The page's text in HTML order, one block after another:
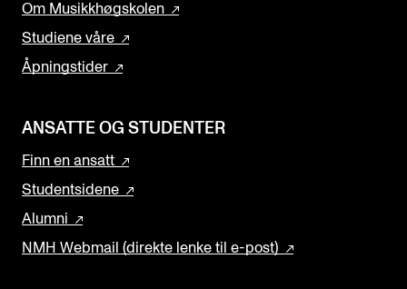
Om Musikkhøgskolen
Studiene våre
Åpningstider
ANSATTE OG STUDENTER
Finn en ansatt
Studentsidene
Alumni
NMH Webmail (direkte lenke til e-post)